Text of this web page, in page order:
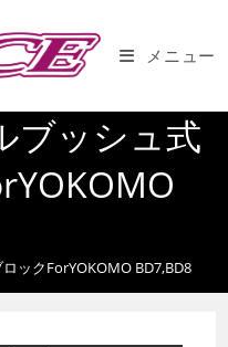
メニュー
ブッシュ式
ックForYOKOMO BD7,BD8